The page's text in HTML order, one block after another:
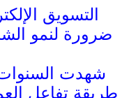
التسويق
ضرورة لنمو
شهدت السنوات
طريقة تفاعل